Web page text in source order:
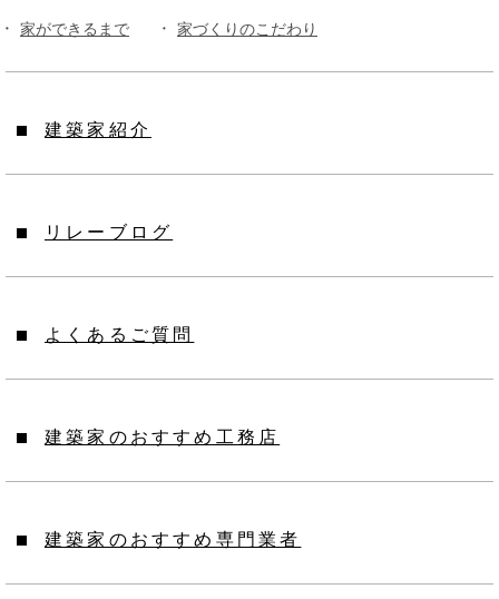
家ができるまで 家づくりのこだわり
建築家紹介
リレーブログ
よくあるご質問
建築家のおすすめ工務店
建築家のおすすめ専門業者